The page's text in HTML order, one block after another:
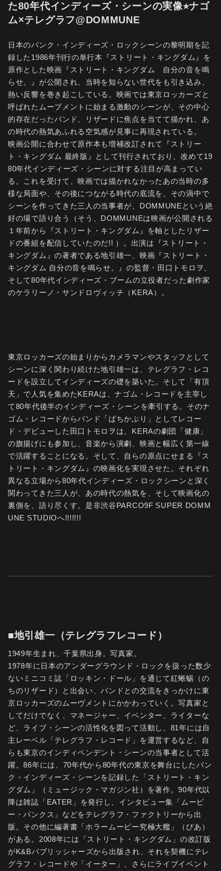
た80年代インディーズ・シーンの実像⭐︎ナゴ
ム×テレグラフ@DOMMUNE
日本のパンク・インディーズ・ロックシーンの黎明期を記
録した1986年刊行の単行本『ストリート・キングダム』を
原作とした映画『ストリート・キングダム 自分の音を鳴
らせ。』が公開され、当時を知らない世代をも引き込み、
熱い反響を巻き起こしている。映画では東京ロッカーズと
呼ばれたムーブメントに始まる激動のシーンが、その中心
的存在だったバンド、リザードに焦点を当てて描かれ、あ
の時代の熱気あふれる空気感が見事に再現されている。
映画公開に合わせて原作本も増補改訂されて『ストリー
ト・キングダム 最終版』として刊行されており、改めて19
80年代インディーズ・シーンに対する注目が高まってい
る。これを受けて、映画では描かれなかったあの当時の多
様な局面や、その後につながる時代の底流を、その渦中で
シーンを作ってきた三人の当事者が、DOMMUNEという絶
好の場で語り合う（そう、DOMMUNEは映画が公開される
１年前から『ストリート・キングダム』を軸としたリザー
ドの番組を配信していたのだ!! ）。出演は『ストリート・
キングダム』の著者である地引雄一、映画『ストリート・
キングダム 自分の音を鳴らせ。』の監督・田口トモロヲ、
そして80年代インディーズ・ブームの立役者だった劇作家
のケラリーノ・サンドロヴィッチ（KERA）。
東京ロッカーズの始まりからカメラマンやスタッフとして
シーンに深く関わり続けた地引雄一は、テレグラフ・レコ
ードを設立してインディーズの礎を築いた。そして「有頂
天」で人気を集めたKERAは、ナゴム・レコードを主宰し
て80年代後半のインディーズ・シーンを牽引する。そのナ
ゴム・レコードからバンド「ばちかぶり」としてレコー
ド・デビューした田口トモロヲは、KERAの劇団「健康」
の旗揚げにも参加し、音楽から演劇、映画と幅広く第一線
で活躍することになる。そして、自らの原点にせまる『ス
トリート・キングダム』の映画化を実現させた。それぞれ
異なる立場から80年代インディーズ・ロックシーンと深く
関わってきた三人が、あの時代の熱気を、そして映画化の
裏側を、語り尽くす。是非渋谷PARCO9F SUPER DOMM
UNE STUDIOへ!!!!!!!
■地引雄一（テレグラフレコード）
1949年生まれ、千葉県出身。写真家。
1978年に日本のアンダーグラウンド・ロックを扱った数少
ないミニコミ誌「ロッキン・ドール」を通じて紅蜥蜴（の
ちのリザード）と出会い、バンドとの交流をきっかけに東
京ロッカーズのムーヴメントにかかわっていく。写真家と
してだけでなく、マネージャー、イベンター、ライターな
ど、ライブ・シーンの活性化を図って活動し、81年には自
主レーベル「テレグラフ・レコード」を運営するなど、自
らも東京のインディペンデント・シーンの当事者として活
躍。86年には、70年代から80年代の東京を舞台にしたパン
ク・インディーズ・シーンを記録した「ストリート・キン
グダム」（ミュージック・マガジン社）を著作。90年代以
降は雑誌「EATER」を発行し、インタビュー集「ムービ
ー・パンクス」などをテレグラフ・ファクトリーから出
版。その他に編著書「ホラームービー究極大艦」（ぴあ）
がある。2008年には「ストリート・キングダム」の改訂版
がK&Bパブリッシャーズから出版され、それを契機にテレ
グラフ・レコードや「イーター」、さらにライブイベント